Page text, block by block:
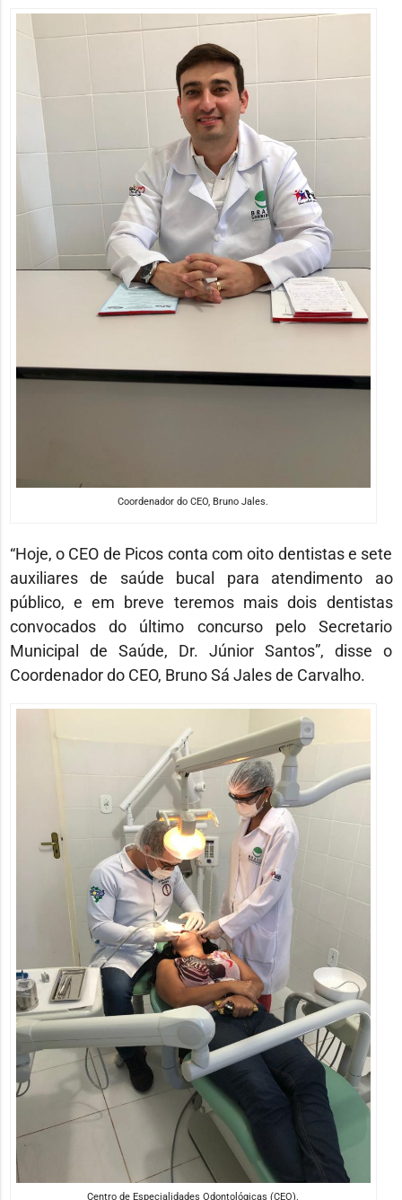
Coordenador do CEO, Bruno Jales.
“Hoje, o CEO de Picos conta com oito dentistas e sete
auxiliares de saúde bucal para atendimento ao
público, e em breve teremos mais dois dentistas
convocados do último concurso pelo Secretario
Municipal de Saúde, Dr. Júnior Santos”, disse o
Coordenador do CEO, Bruno Sá Jales de Carvalho.
Centro de Especialidades Odontológicas (CEO).